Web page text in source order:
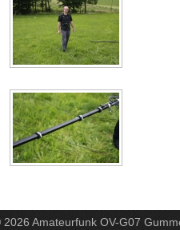
Amateurfunk OV-G07